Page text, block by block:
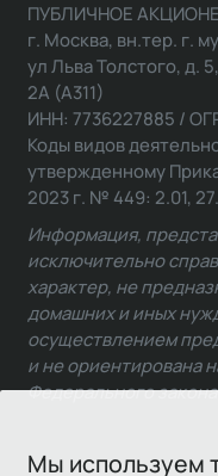
Мы используем
ПУБЛИЧНОЕ
г. Москва, вн.тер. г.
ул Льва Толстого, д.
2А (А311)
ИНН: 7736227885 /
Коды видов
утвержденному
2023 г. № 449: 2.01,
Информация,
исключительно
характер, не
домашних и иных
осуществлением
и не ориентирована
Федерального